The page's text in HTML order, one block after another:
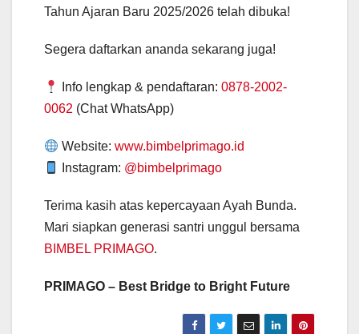
Tahun Ajaran Baru 2025/2026 telah dibuka!
Segera daftarkan ananda sekarang juga!
Info lengkap & pendaftaran:0878-2002-
0062 (Chat WhatsApp)
Website:www.bimbelprimago.id
Instagram: @bimbelprimago
Terima kasih atas kepercayaan Ayah Bunda.
Mari siapkan generasi santri unggul bersama
BIMBEL PRIMAGO.
PRIMAGO – Best Bridge to Bright Future